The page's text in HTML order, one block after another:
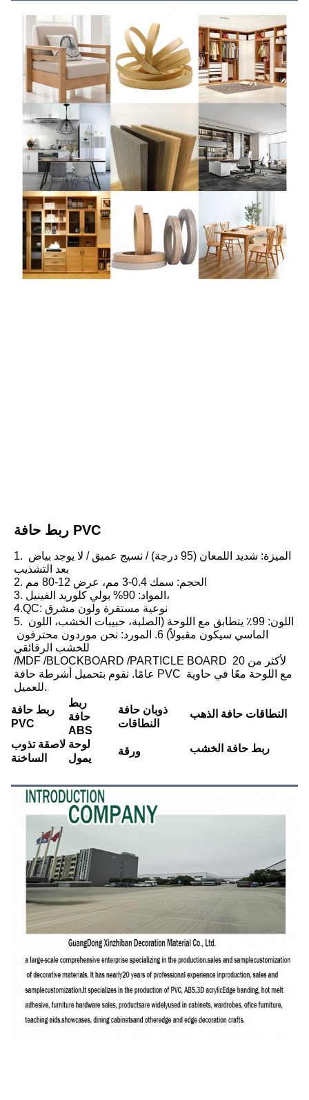
ربط حافة PVC
1. الميزة: شديد اللمعان (95 درجة) / نسيج عميق / لا يوجد بياض
بعد التشذيب
2. الحجم: سمك 0.4-3 مم، عرض 12-80 مم
3. المواد: 90% بولي كلوريد الفينيل،
4.QC: نوعية مستقرة ولون مشرق
5. اللون: 99٪ يتطابق مع اللوحة (الصلبة، حبيبات الخشب، اللون
للخشب الرقائقي
/MDF /BLOCKBOARD /PARTICLE BOARD لأكثر من 20
عامًا. نقوم بتحميل أشرطة حافة PVC مع اللوحة معًا في حاوية
للعميل.
ربط حافة
PVC
ربط
حافة
ABS
ذوبان حافة
النطاقات
النطاقات حافة الذهب
لاصقة تذوب
الساخنة
لوحة
يمول
ربط حافة الخشب